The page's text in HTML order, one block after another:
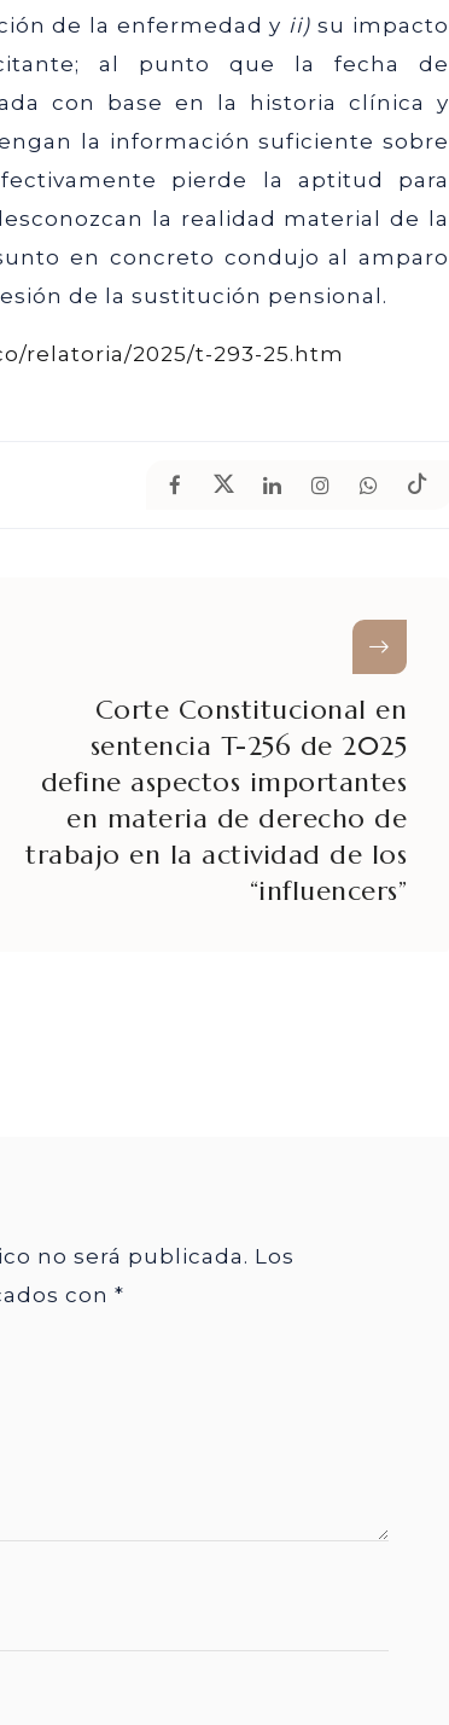
de la enfermedad y ii) su impacto
al punto que la fecha de
con base en la historia clínica y
la información suficiente sobre
pierde la aptitud para
la realidad material de la
en concreto condujo al amparo
de la sustitución pensional.
relatoria/2025/t-293-25.htm
Corte Constitucional en
sentencia T-256 de 2025
define aspectos importantes
en materia de derecho de
trabajo en la actividad de los
“influencers”
no será publicada. Los
con *